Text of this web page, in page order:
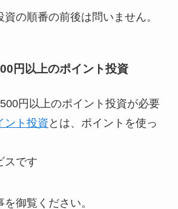
の順番の前後は問いません。
円以上のポイント投資
円以上のポイント投資が必要
ント投資 とは、ポイントを使っ
スです
御覧ください。